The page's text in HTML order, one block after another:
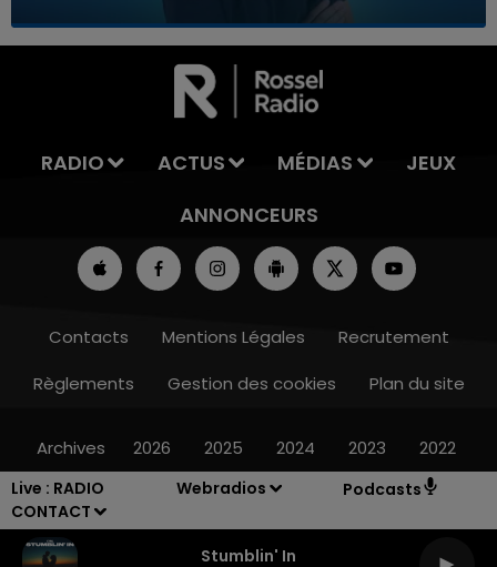
Live : RADIO
CONTACT
Webradios Podcasts
Stumblin' In
LA TEAM DU WEEK-END
RADIO ACTUS MÉDIAS
JEUX
ANNONCEURS
Contacts Mentions Légales
Recrutement
Règlements
Gestion des cookies Plan du site
Archives 2026 2025 2024 2023 2022